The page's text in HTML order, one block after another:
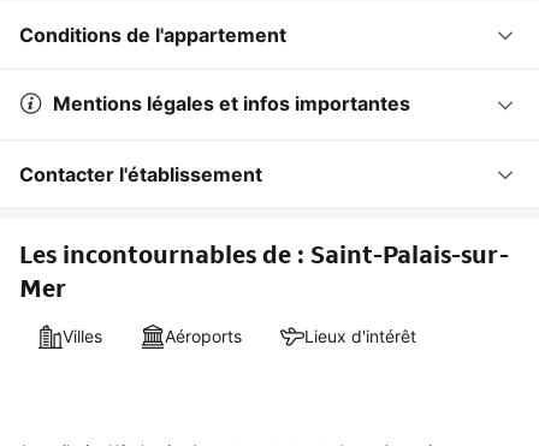
Conditions de l'appartement
Mentions légales et infos importantes
Contacter l'établissement
Les incontournables de : Saint-Palais-sur-
Mer
Villes Aéroports Lieux d'intérêt